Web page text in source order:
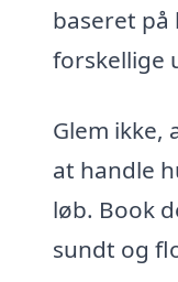
baseret på
forskellige
Glem
at handle
løb. Book
sundt og